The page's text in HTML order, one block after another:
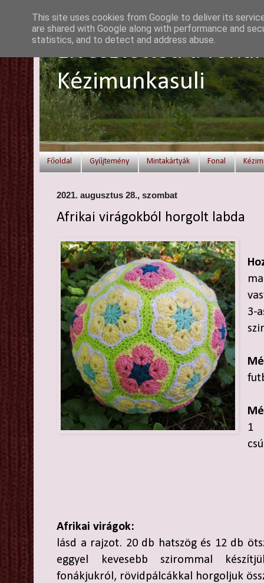
Elvesztetted a
Kézimunkasuli
Főoldal Gyűjtemény Mintakártyák Fonal
2021. augusztus 28., szombat
Afrikai virágokból horgolt labda
3-
1
Afrikai virágok:
lásd a rajzot. 20 db hatszög és 12 db
eggyel kevesebb szirommal
fonákjukról, rövidpálcákkal horgoljuk
This site uses cookies from Google to deliver its
are shared with Google along with performance and
statistics, and to detect and address abuse.